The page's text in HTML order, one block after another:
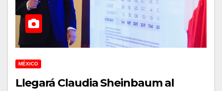
MÉXICO
Llegará Claudia Sheinbaum al